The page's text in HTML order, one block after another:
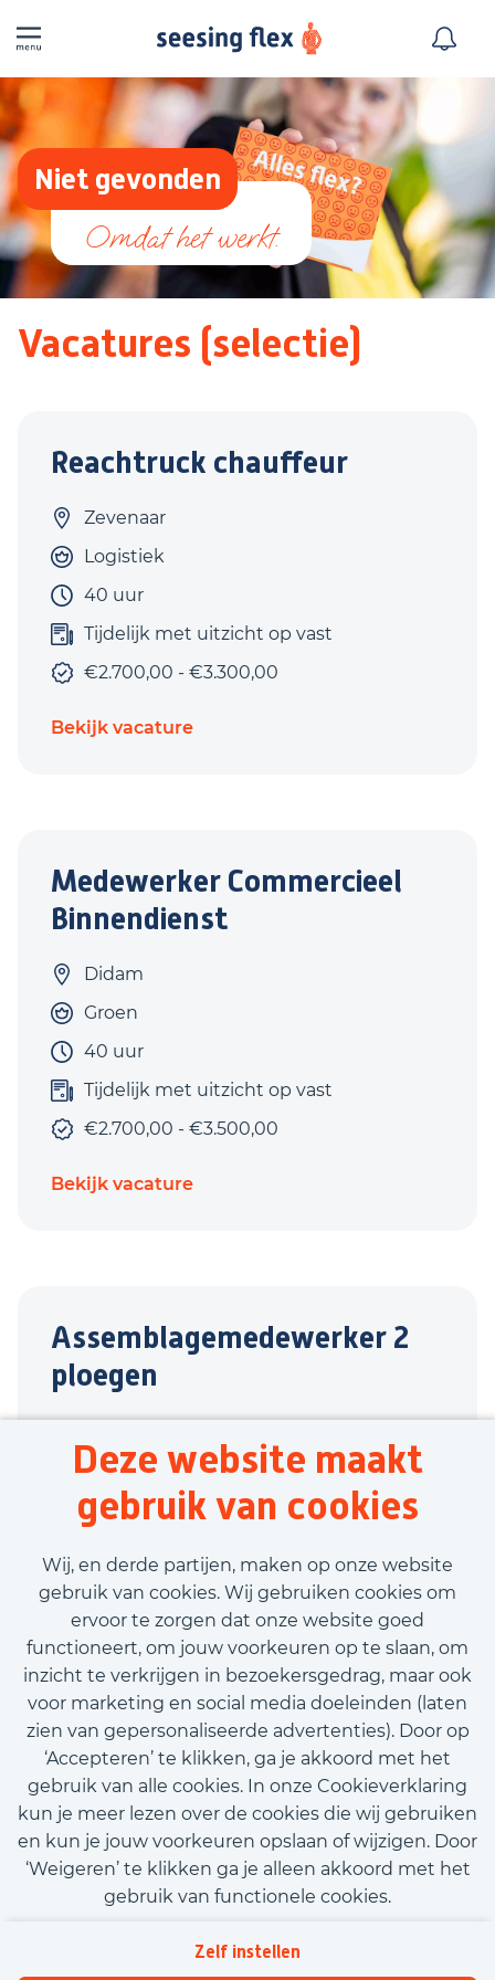
Deze website maakt
gebruik van cookies
Wij, en derde partijen, maken op onze website
gebruik van cookies. Wij gebruiken cookies om
ervoor te zorgen dat onze website goed
functioneert, om jouw voorkeuren op te slaan, om
inzicht te verkrijgen in bezoekersgedrag, maar ook
voor marketing en social media doeleinden (laten
zien van gepersonaliseerde advertenties). Door op
‘Accepteren’ te klikken, ga je akkoord met het
gebruik van alle cookies. In onze Cookieverklaring
kun je meer lezen over de cookies die wij gebruiken
en kun je jouw voorkeuren opslaan of wijzigen. Door
‘Weigeren’ te klikken ga je alleen akkoord met het
gebruik van functionele cookies.
Zelf instellen
Niet gevonden
Vacatures (selectie)
Reachtruck chauffeur
Zevenaar
Logistiek
40 uur
Tijdelijk met uitzicht op vast
€2.700,00 - €3.300,00
Bekijk vacature
Medewerker Commercieel
Binnendienst
Didam
Groen
40 uur
Tijdelijk met uitzicht op vast
€2.700,00 - €3.500,00
Bekijk vacature
Assemblagemedewerker 2
ploegen
Productie
40 uur
€2.600,00 - €2.800,00
Bekijk vacature
Call-to-action bij meer vacatures
Kom met ons in contact